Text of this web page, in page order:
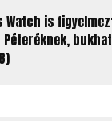
Watch is